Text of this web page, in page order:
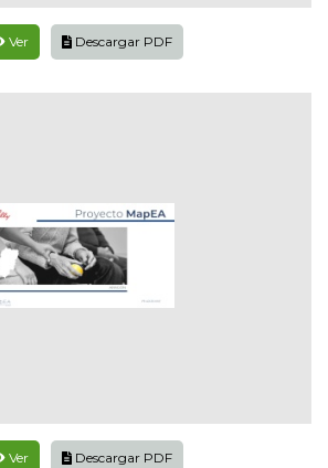
Ver Descargar PDF
Ver Descargar PDF